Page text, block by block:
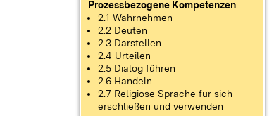
Prozessbezogene Kompetenzen
2.1 Wahrnehmen
2.2 Deuten
2.3 Darstellen
2.4 Urteilen
2.5 Dialog führen
2.6 Handeln
2.7 Religiöse Sprache für sich
erschließen und verwenden